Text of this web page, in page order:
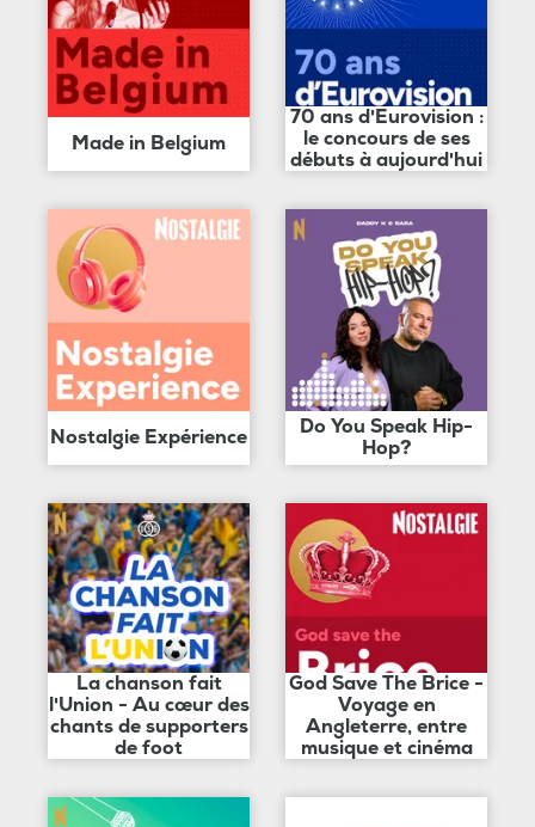
Made in Belgium
70 ans d'Eurovision :
le concours de ses
débuts à aujourd'hui
Nostalgie Expérience
Do You Speak Hip-
Hop?
La chanson fait
l'Union - Au cœur des
chants de supporters
de foot
God Save The Brice -
Voyage en
Angleterre, entre
musique et cinéma